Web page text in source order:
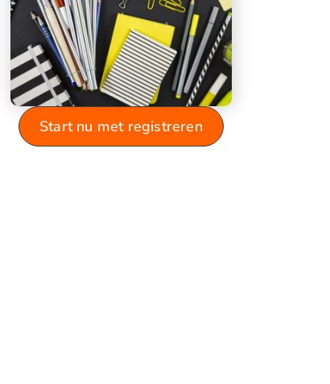
Start nu met registreren